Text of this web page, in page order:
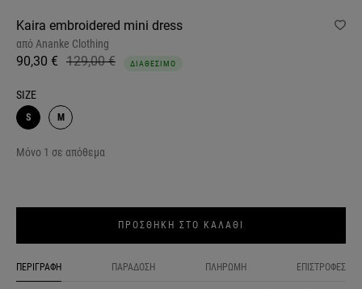
Kaira embroidered mini dress
από Ananke Clothing
90,30 € 129,00 € ΔΙΑΘΕΣΙΜΟ
SIZE
S M
Μόνο 1 σε απόθεμα
ΠΡΟΣΘΗΚΗ ΣΤΟ ΚΑΛΑΘΙ
ΠΕΡΙΓΡΑΦΗ ΠΑΡΑΔΟΣΗ ΠΛΗΡΩΜΗ ΕΠΙΣΤΡΟΦΕΣ